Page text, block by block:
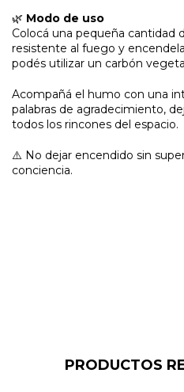
🌿 Modo de uso
Colocá una pequeña cantidad
resistente al fuego y
podés utilizar un carbón
Acompañá el humo con una
palabras de agradecimiento,
todos los rincones del espacio.
⚠️ No dejar encendido sin
conciencia.
PRODUCTOS